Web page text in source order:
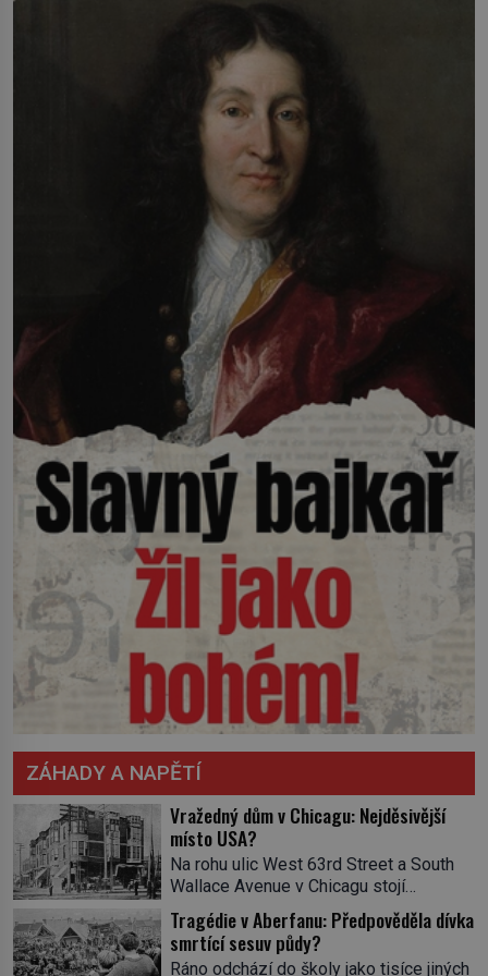
ZÁHADY A NAPĚTÍ
Vražedný dům v Chicagu: Nejděsivější
místo USA?
Na rohu ulic West 63rd Street a South
Wallace Avenue v Chicagu stojí
nenápadná pošta. Nemá žádný speciální
nápis ani pamětní desku. A přesto prý
místní zaměstnanci neradi chodí do
Tragédie v Aberfanu: Předpověděla dívka
smrtící sesuv půdy?
Ráno odchází do školy jako tisíce jiných